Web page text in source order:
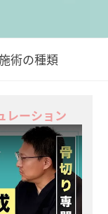
術の種類
レーション